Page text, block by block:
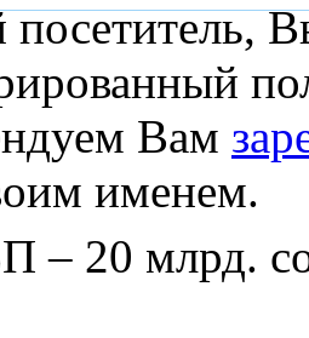
Вам
именем.